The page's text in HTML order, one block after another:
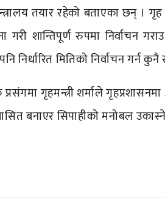
तयार रहेको बताएका छन् । गृह
गरी शान्तिपूर्ण रुपमा निर्वाचन
निर्धारित मितिको निर्वाचन गर्न
गृहमन्त्री शर्माले
बनाएर सिपाहीको मनोबल उकास्ने